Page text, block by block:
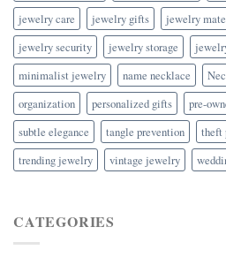
jewelry care
jewelry gifts jewelry
jewelry security
jewelry storage
minimalist jewelry
name necklace
organization
personalized gifts pre-
subtle elegance
tangle prevention theft
trending jewelry
vintage jewelry
CATEGORIES